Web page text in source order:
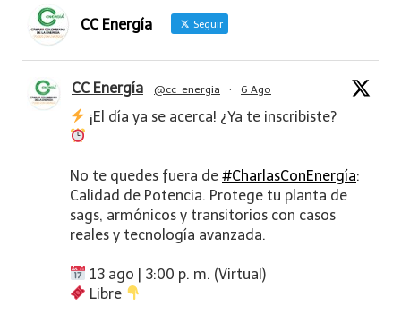
CC Energía Seguir
CC Energía @cc_energia · 6 Ago
¡El día ya se acerca! ¿Ya te inscribiste?
No te quedes fuera de #CharlasConEnergía:
Calidad de Potencia. Protege tu planta de
sags, armónicos y transitorios con casos
reales y tecnología avanzada.
13 ago | 3:00 p. m. (Virtual)
Libre